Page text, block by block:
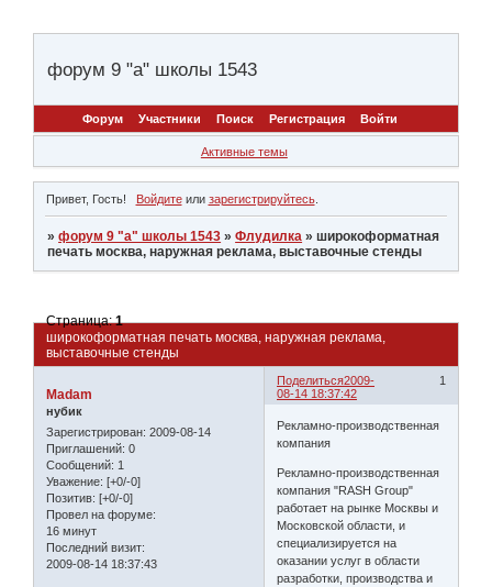
форум 9 "а" школы 1543
Форум Участники Поиск Регистрация Войти
Активные темы
Привет, Гость! Войдитеили зарегистрируйтесь.
»форум 9 "а" школы 1543 »Флудилка »широкоформатная
печать москва, наружная реклама, выставочные стенды
широкоформатная печать москва, наружная реклама,
выставочные стенды
Страница:1
Поделиться 1
2009-
08-14 18:37:42
Madam
нубик
Зарегистрирован: 2009-08-14
Приглашений: 0
Сообщений: 1
Уважение: [+0/-0]
Позитив: [+0/-0]
Провел на форуме:
16 минут
Последний визит:
2009-08-14 18:37:43
Рекламно-производственная
компания
Рекламно-производственная
компания "RASH Group"
работает на рынке Москвы и
Московской области, и
специализируется на
оказании услуг в области
разработки, производства и